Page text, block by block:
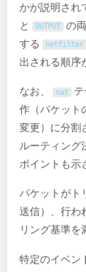
かが説明され
と
OUTPUT の
する
netfilter
出される順序
なお、 nat テ
作（パケット
変更）に分割
ルーティング
ポイントも示
パケットがト
送信）、行わ
リング基準
特定のイベン